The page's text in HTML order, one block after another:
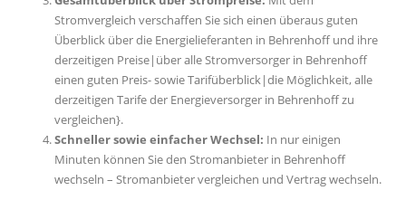
Stromvergleich verschaffen Sie sich einen überaus guten
Überblick über die Energielieferanten in Behrenhoff und ihre
derzeitigen Preise|über alle Stromversorger in Behrenhoff
einen guten Preis- sowie Tarifüberblick|die Möglichkeit, alle
derzeitigen Tarife der Energieversorger in Behrenhoff zu
vergleichen}.
Schneller sowie einfacher Wechsel: In nur einigen
Minuten können Sie den Stromanbieter in Behrenhoff
wechseln – Stromanbieter vergleichen und Vertrag wechseln.